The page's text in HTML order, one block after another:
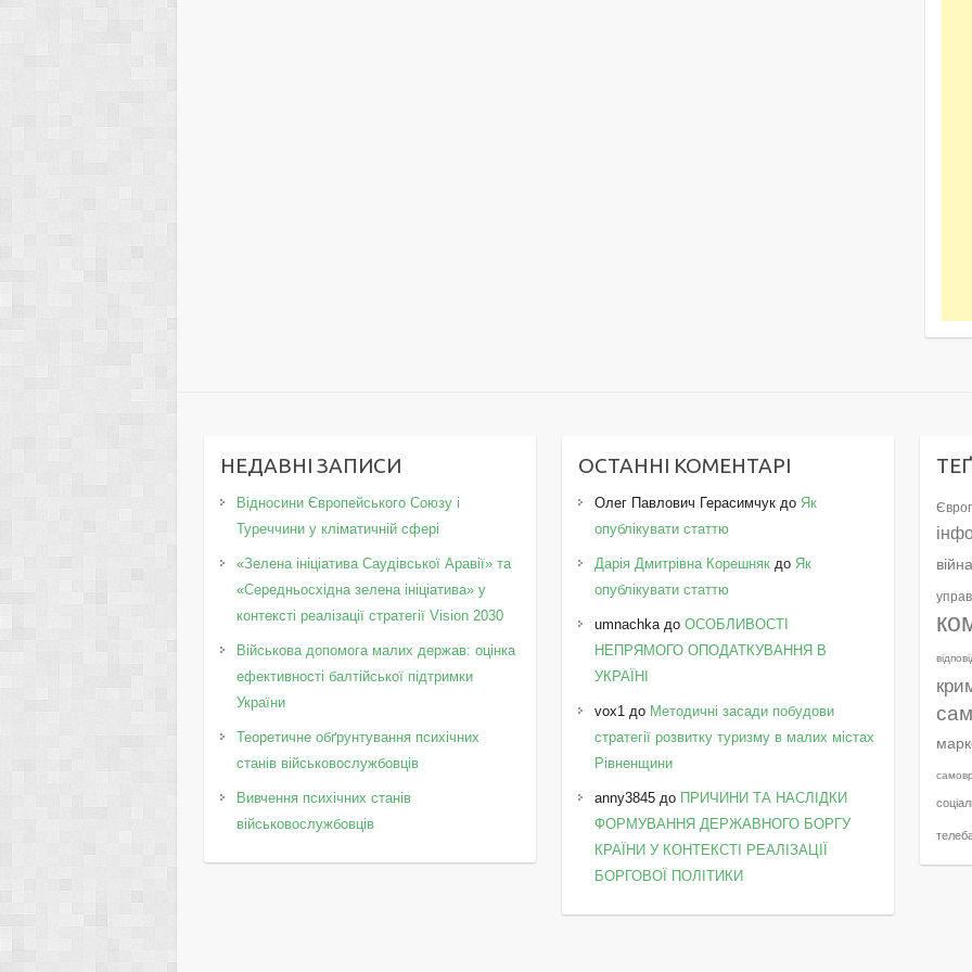
НЕДАВНІ ЗАПИСИ
Відносини Європейського Союзу і
Туреччини у кліматичній сфері
«Зелена ініціатива Саудівської Аравії» та
«Середньосхідна зелена ініціатива» у
контексті реалізації стратегії Vision 2030
Військова допомога малих держав: оцінка
ефективності балтійської підтримки
України
Теоретичне обґрунтування психічних
станів військовослужбовців
Вивчення психічних станів
військовослужбовців
ОСТАННІ КОМЕНТАРІ
Олег Павлович Герасимчук до Як
опублікувати статтю
Дарія Дмитрівна Корешняк до Як
опублікувати статтю
umnachkaдоОСОБЛИВОСТІ
НЕПРЯМОГО ОПОДАТКУВАННЯ В
УКРАЇНІ
vox1 до Методичні засади побудови
стратегії розвитку туризму в малих містах
Рівненщини
anny3845 до ПРИЧИНИ ТА НАСЛІДКИ
ФОРМУВАННЯ ДЕРЖАВНОГО БОРГУ
КРАЇНИ У КОНТЕКСТІ РЕАЛІЗАЦІЇ
БОРГОВОЇ ПОЛІТИКИ
війна